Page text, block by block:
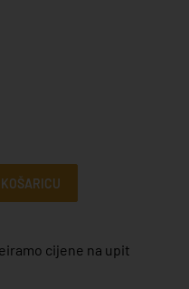
cijene na upit